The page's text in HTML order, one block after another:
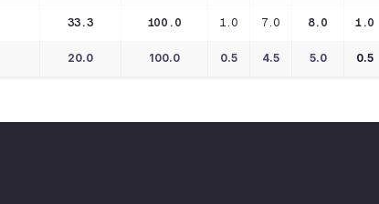
33.3 100.0 1.0 7.0 8.0 1.0
20.0 100.0 0.5 4.5 5.0 0.5